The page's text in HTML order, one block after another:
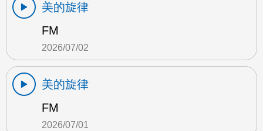
美的旋律
FM
2026/07/02
美的旋律
FM
2026/07/01